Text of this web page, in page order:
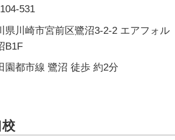
531
県川崎市宮前区鷺沼3-2-2 エアフォル
B1F
園都市線 鷺沼 徒歩 約2分